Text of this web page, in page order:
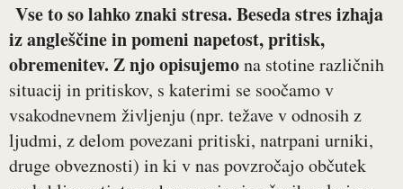
Vse to so lahko znaki stresa. Beseda stres izhaja
iz angleščine in pomeni napetost, pritisk,
obremenitev. Z njo opisujemona stotine različnih
situacij in pritiskov, s katerimi se soočamo v
vsakodnevnem življenju (npr. težave v odnosih z
ljudmi, z delom povezani pritiski, natrpani urniki,
druge obveznosti) in ki v nas povzročajo občutek